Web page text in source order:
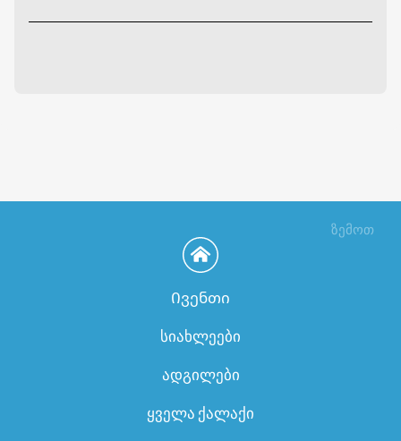
ზემოთ
Ივენთი
სიახლეები
ადგილები
ყველა ქალაქი